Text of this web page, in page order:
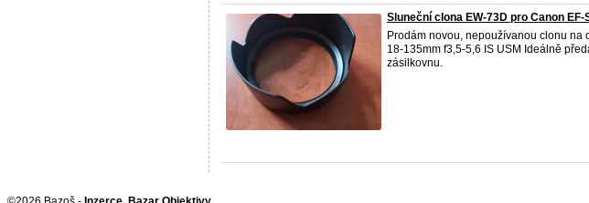
Sluneční clona EW-73D pro Canon EF-
Prodám novou, nepoužívanou clonu na
18-135mm f3,5-5,6 IS USM Ideálně
zásilkovnu.